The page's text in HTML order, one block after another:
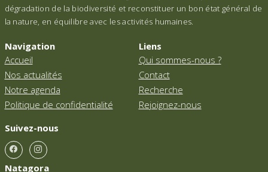
dégradation de la biodiversité et reconstituer un bon état général de
la nature, en équilibre avec les activités humaines.
Navigation
Accueil
Nos actualités
Notre agenda
Politique de confidentialité
Liens
Qui sommes-nous ?
Contact
Recherche
Rejoignez-nous
Suivez-nous
Natagora